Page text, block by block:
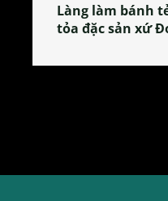
Làng làm bánh
tỏa đặc sản xứ